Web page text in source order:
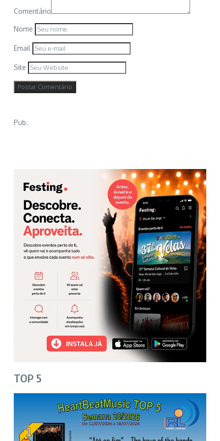
Comentário
Nome
Email
Site
Pub.
TOP 5